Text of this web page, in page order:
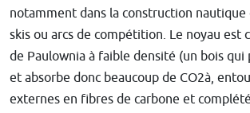
notamment dans la construction nautique
skis ou arcs de compétition. Le noyau est
de Paulownia à faible densité (un bois qui
et absorbe donc beaucoup de CO2à,
externes en fibres de carbone et